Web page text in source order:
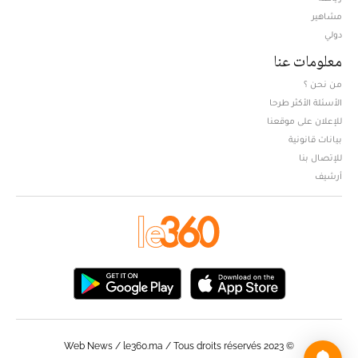
مشاهير
دولي
معلومات عنا
من نحن ؟
الأسئلة الأكثر طرحا
للإعلان على موقعنا
بيانات قانونية
للإتصال بنا
أرشيف
© Web News / le360.ma / Tous droits réservés 2023